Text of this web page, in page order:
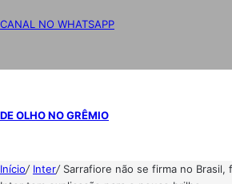
CANAL NO WHATSAPP
DE OLHO NO GRÊMIO
Início/ Inter/ Sarrafiore não se firma no